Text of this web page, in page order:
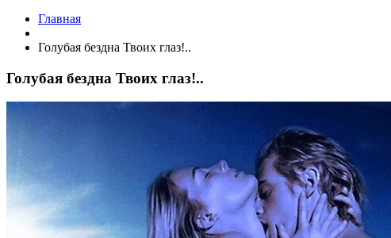
Главная
Голубая бездна Твоих глаз!..
Голубая бездна Твоих глаз!..